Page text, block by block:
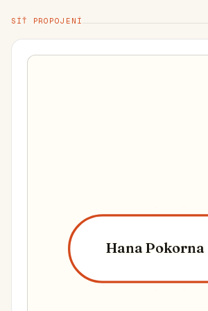
SÍŤ PROPOJENÍ
Hana Pokorna